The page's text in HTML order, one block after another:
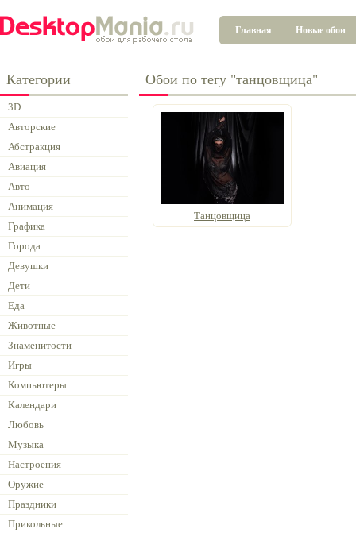
Главная Новые обои
Категории
3D
Авторские
Абстракция
Авиация
Авто
Анимация
Графика
Города
Девушки
Дети
Еда
Животные
Знаменитости
Игры
Компьютеры
Календари
Любовь
Музыка
Настроения
Оружие
Праздники
Прикольные
Обои по тегу "танцовщица"
Танцовщица